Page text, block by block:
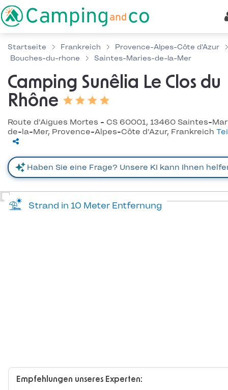
Startseite Frankreich
Provence-Alpes-Côte d'Azur
Bouches-du-rhone
Saintes-Maries-de-la-Mer
Camping Sunêlia Le Clos du
Rhône
Route d'Aigues Mortes - CS 60001, 13460 Saintes-
de-la-Mer, Provence-Alpes-Côte d'Azur, Frankreich
Empfehlungen unseres Experten:
Strand in 10 Meter Entfernung